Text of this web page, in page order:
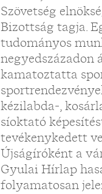
Szövetség
Bizottság tagja.
tudományos
negyedszázadon
kamatoztatta
kézilabda-,
síoktató
tevékenykedett
Újságíróként a
Gyulai Hírlap
folyamatosan